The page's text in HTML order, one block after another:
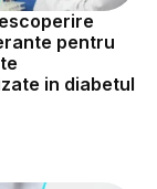
pentru
in diabetul